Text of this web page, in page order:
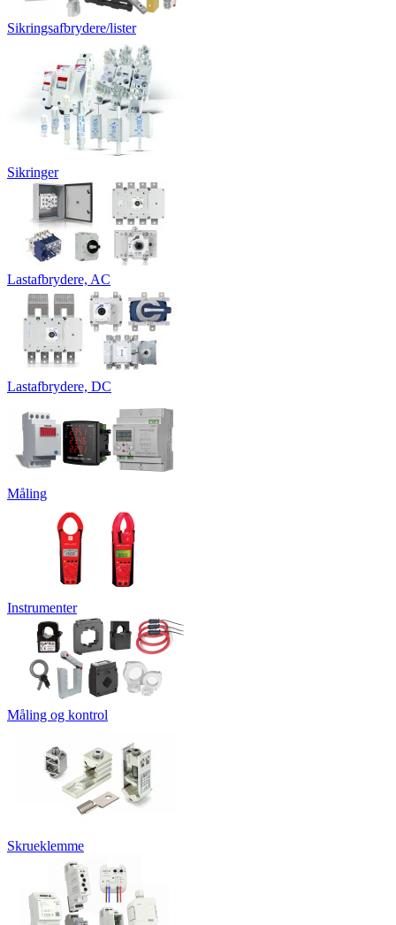
Sikringsafbrydere/lister
Sikringer
Lastafbrydere, AC
Lastafbrydere, DC
Måling
Instrumenter
Måling og kontrol
Skrueklemme